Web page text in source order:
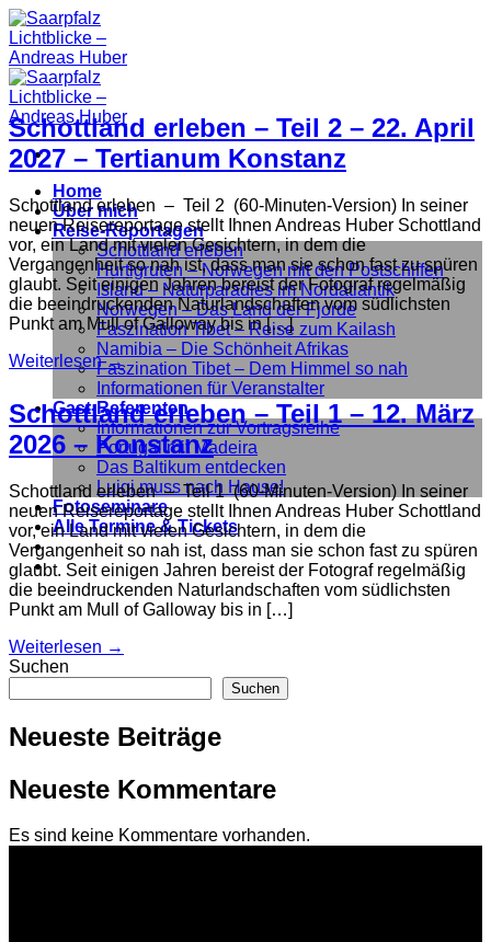
Zum
Inhalt
springen
Home
Über mich
Reise-Reportagen
Schottland erleben
Hurtigruten – Norwegen mit den Postschiffen
Island – Naturparadies im Nordatlantik
Norwegen – Das Land der Fjorde
Faszination Tibet – Reise zum Kailash
Namibia – Die Schönheit Afrikas
Faszination Tibet – Dem Himmel so nah
Informationen für Veranstalter
Gast-Referenten
Informationen zur Vortragsreihe
Portugal mit Madeira
Das Baltikum entdecken
Luigi muss nach Hause!
Fotoseminare
Alle Termine & Tickets
Schottland erleben – Teil 2 – 22. April
2027 – Tertianum Konstanz
Schottland erleben – Teil 2 (60-Minuten-Version) In seiner
neuen Reisereportage stellt Ihnen Andreas Huber Schottland
vor, ein Land mit vielen Gesichtern, in dem die
Vergangenheit so nah ist, dass man sie schon fast zu spüren
glaubt. Seit einigen Jahren bereist der Fotograf regelmäßig
die beeindruckenden Naturlandschaften vom südlichsten
Punkt am Mull of Galloway bis in […]
Weiterlesen→
Schottland erleben – Teil 1 – 12. März
2026 – Konstanz
Schottland erleben – Teil 1 (60-Minuten-Version) In seiner
neuen Reisereportage stellt Ihnen Andreas Huber Schottland
vor, ein Land mit vielen Gesichtern, in dem die
Vergangenheit so nah ist, dass man sie schon fast zu spüren
glaubt. Seit einigen Jahren bereist der Fotograf regelmäßig
die beeindruckenden Naturlandschaften vom südlichsten
Punkt am Mull of Galloway bis in […]
Weiterlesen →
Suchen
Suchen
Neueste Beiträge
Neueste Kommentare
Es sind keine Kommentare vorhanden.